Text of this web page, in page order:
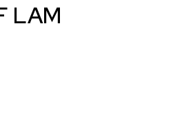
LAM